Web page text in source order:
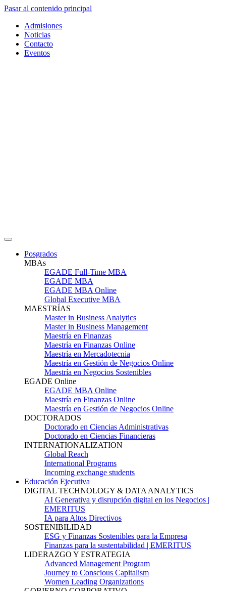
Pasar al contenido principal
Admisiones
Noticias
Contacto
Eventos
Posgrados
MBAs
EGADE Full-Time MBA
EGADE MBA
EGADE MBA Online
Global Executive MBA
MAESTRÍAS
Master in Business Analytics
Master in Business Management
Maestría en Finanzas
Maestría en Finanzas Online
Maestría en Mercadotecnia
Maestría en Gestión de Negocios Online
Maestría en Negocios Sostenibles
EGADE Online
EGADE MBA Online
Maestría en Finanzas Online
Maestría en Gestión de Negocios Online
DOCTORADOS
Doctorado en Ciencias Administrativas
Doctorado en Ciencias Financieras
INTERNATIONALIZATION
Global Reach
International Programs
Incoming exchange students
Educación Ejecutiva
DIGITAL TECHNOLOGY & DATA ANALYTICS
AI Generativa y disrupción digital en los Negocios |
EMERITUS
IA para Altos Directivos
SOSTENIBILIDAD
ESG y Finanzas Sostenibles para la Empresa
Finanzas para la sustentabilidad | EMERITUS
LIDERAZGO Y ESTRATEGIA
Advanced Management Program
Journey to Conscious Capitalism
Women Leading Organizations